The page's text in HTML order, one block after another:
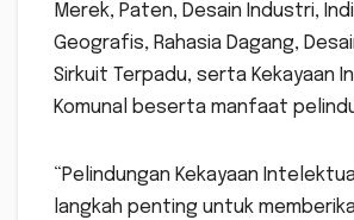
Merek, Paten, Desain Industri,
Geografis, Rahasia Dagang,
Sirkuit Terpadu, serta Kekayaan
Komunal beserta manfaat
“Pelindungan Kekayaan
langkah penting untuk